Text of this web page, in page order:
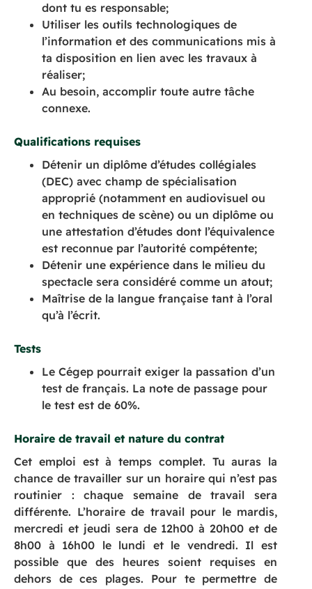
dont tu es responsable;
Utiliser les outils technologiques de
l’information et des communications mis à
ta disposition en lien avec les travaux à
réaliser;
Au besoin, accomplir toute autre tâche
connexe.
Qualifications requises
Détenir un diplôme d’études collégiales
(DEC) avec champ de spécialisation
approprié (notamment en audiovisuel ou
en techniques de scène) ou un diplôme ou
une attestation d’études dont l’équivalence
est reconnue par l’autorité compétente;
Détenir une expérience dans le milieu du
spectacle sera considéré comme un atout;
Maîtrise de la langue française tant à l’oral
qu’à l’écrit.
Tests
Le Cégep pourrait exiger la passation d’un
test de français. La note de passage pour
le test est de 60%.
Horaire de travail et nature du contrat
Cet emploi est à temps complet. Tu auras la
chance de travailler sur un horaire qui n’est pas
routinier : chaque semaine de travail sera
différente. L’horaire de travail pour le mardis,
mercredi et jeudi sera de 12h00 à 20h00 et de
8h00 à 16h00 le lundi et le vendredi. Il est
possible que des heures soient requises en
dehors de ces plages. Pour te permettre de